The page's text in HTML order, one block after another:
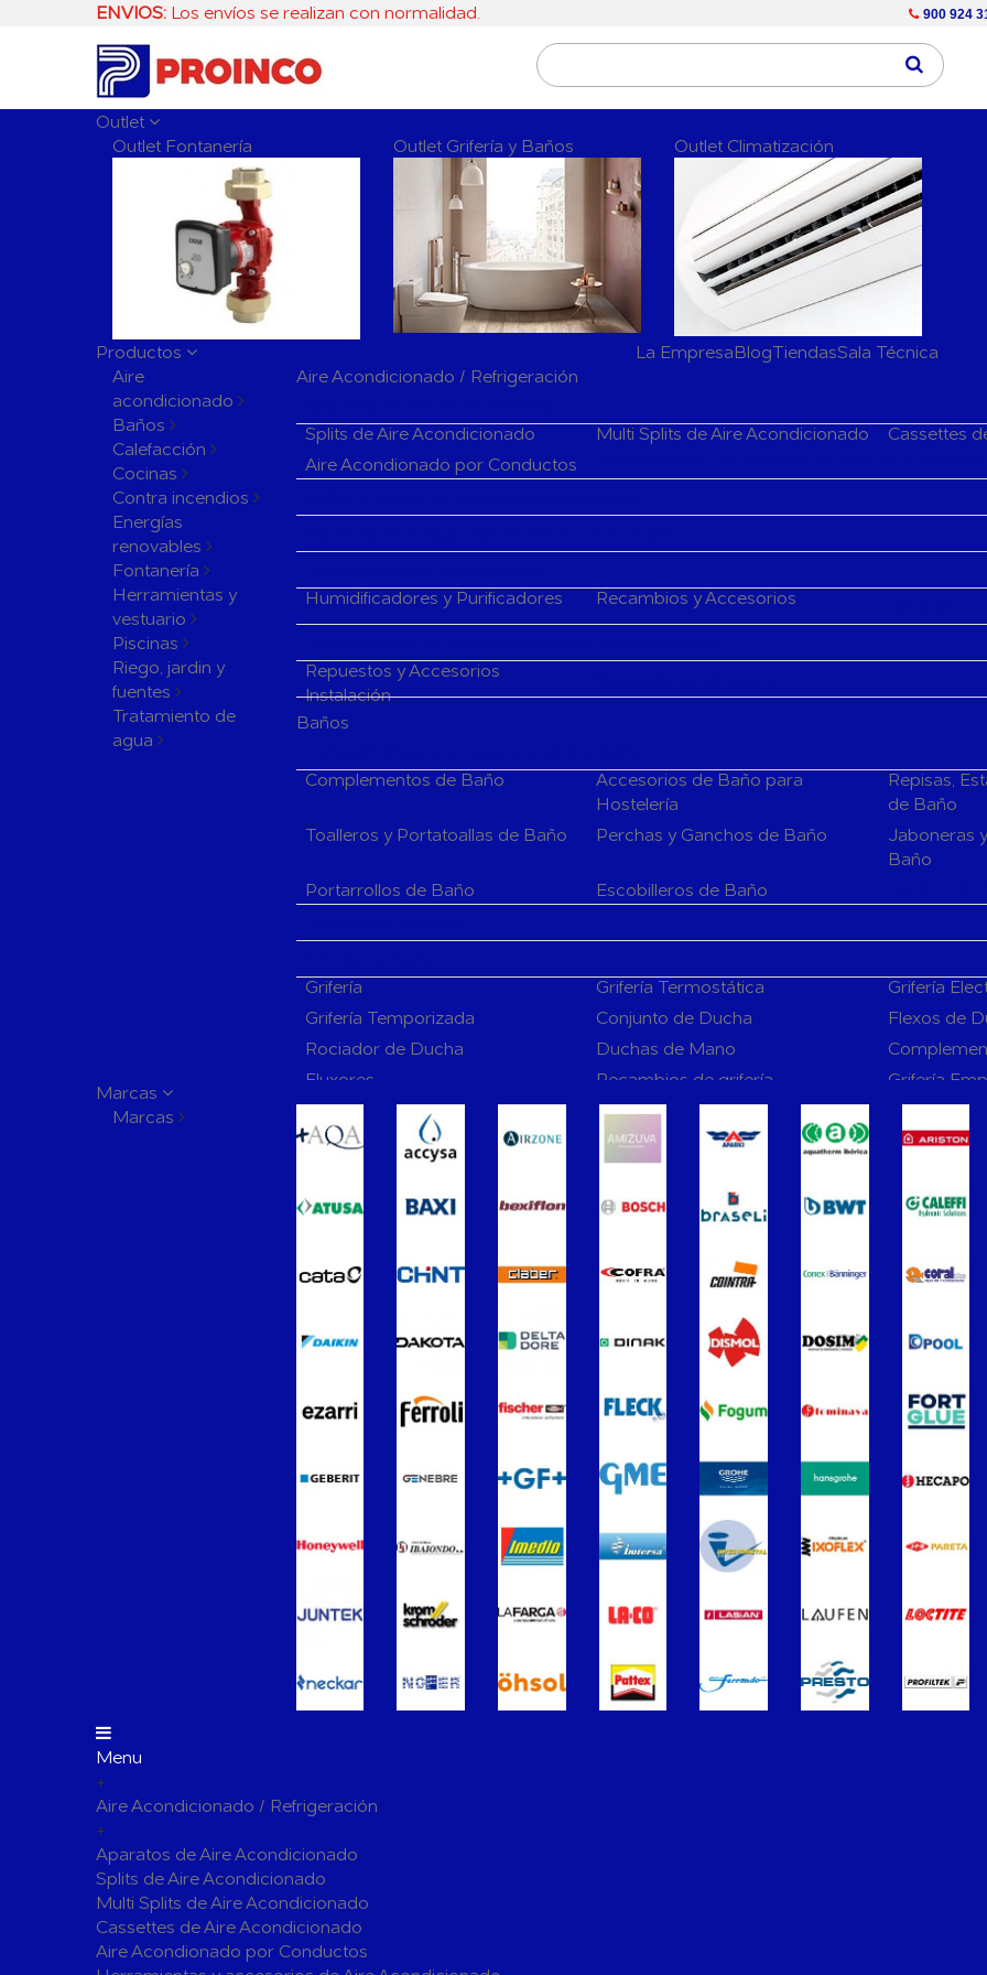
ENVIOS: Los envíos se realizan con normalidad. 900 924
Outlet
Outlet Fontanería
Outlet Grifería y Baños Outlet Climatización
Sala Técnica
Tiendas
Blog
La Empresa
Productos
Aire
acondicionado
Baños
Calefacción
Cocinas
Contra incendios
Energías
renovables
Fontanería
Herramientas y
vestuario
Piscinas
Riego, jardin y
fuentes
Tratamiento de
agua
Aire Acondicionado / Refrigeración
Splits de Aire Acondicionado
Multi Splits de Aire Acondicionado
Cassettes
Aire Acondionado por Conductos
Humidificadores y Purificadores
Recambios y Accesorios
Repuestos y Accesorios
Instalación
Baños
Complementos de Baño
Accesorios de Baño para
Hostelería
Repisas,
de Baño
Toalleros y Portatoallas de Baño
Perchas y Ganchos de Baño
Jaboneras
Baño
Portarrollos de Baño
Escobilleros de Baño
Grifería
Grifería Termostática
Grifería
Grifería Temporizada
Conjunto de Ducha
Flexos de
Rociador de Ducha
Duchas de Mano
Fluxores
Recambios de grifería
Grifería
Mamparas de Baño
Muebles de Baño
Mecanismos
Sanitarios
Lavabos
Bañeras
Urinarios
Placas de Accionamiento para
Cisternas Para Inodoros
Cisternas
Seguridad en el Baño
Wellness
Manómetros
Termometros
Tapones, purgadores y accesorios
para radiador
Soportes para Radiadores
Acumuladores e
Bombas Circuladoras / Grupos de Bombeo
Bombas Simples para ACS
Calderas Murales a Gas
Grupos Térmicos de Gasóleo
Calentadores a Gas
Depósitos de Gasóleo
Emisores Térmicos Eléctricos
Chimenea Modular de Aluminio
Evacuación de Calderas
Distribución y Colectores
Marcas
Marcas
Menu
+
Aire Acondicionado / Refrigeración
+
Aparatos de Aire Acondicionado
Splits de Aire Acondicionado
Multi Splits de Aire Acondicionado
Cassettes de Aire Acondicionado
Aire Acondionado por Conductos